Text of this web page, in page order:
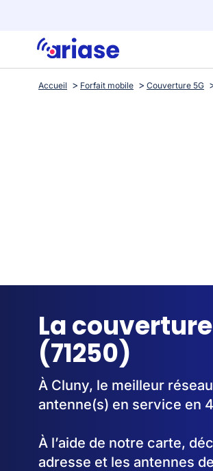
Accueil Forfait mobile Couverture 5G
La
(71250)
À Cluny, le meilleur
antenne(s) en service en
À l’aide de notre carte,
adresse et les antennes